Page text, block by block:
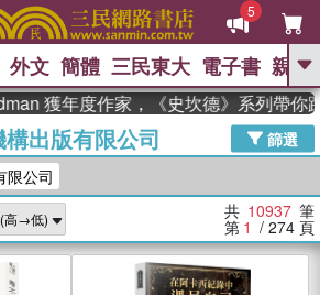
5
GO
熱搜： 東野圭吾 、 高希均教授回憶錄
、 The Odyssey 、 父親節 、 如果歷
史是一群喵
獎 臺灣漫遊錄 、 方念華 、 台灣的李
登輝時代
數學女孩：黎曼猜想 、
偉大的迷走神經
外文 簡體 三民東大 電子書 親子
年度作家，《史坎德》系列帶你踏上熱
出版有限公司
篩選
限公司
共 10937 筆
第 1 / 274 頁